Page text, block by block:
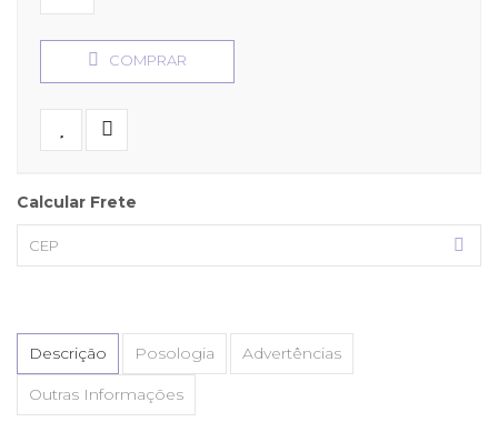
COMPRAR
Calcular Frete
Descrição Posologia Advertências
Outras Informações